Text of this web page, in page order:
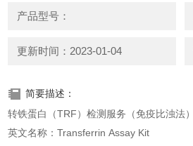
产品型号：
更新时间：2023-01-04
简要描述：
转铁蛋白（TRF）检测服务（免疫比浊法）
英文名称：Transferrin Assay Kit